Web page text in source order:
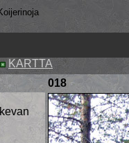
KARTTA
018